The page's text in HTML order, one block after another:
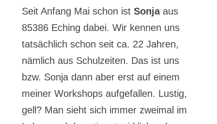
Seit Anfang Mai schon ist Sonjaaus
85386 Eching dabei. Wir kennen uns
tatsächlich schon seit ca. 22 Jahren,
nämlich aus Schulzeiten. Das ist uns
bzw. Sonja dann aber erst auf einem
meiner Workshops aufgefallen. Lustig,
gell? Man sieht sich immer zweimal im